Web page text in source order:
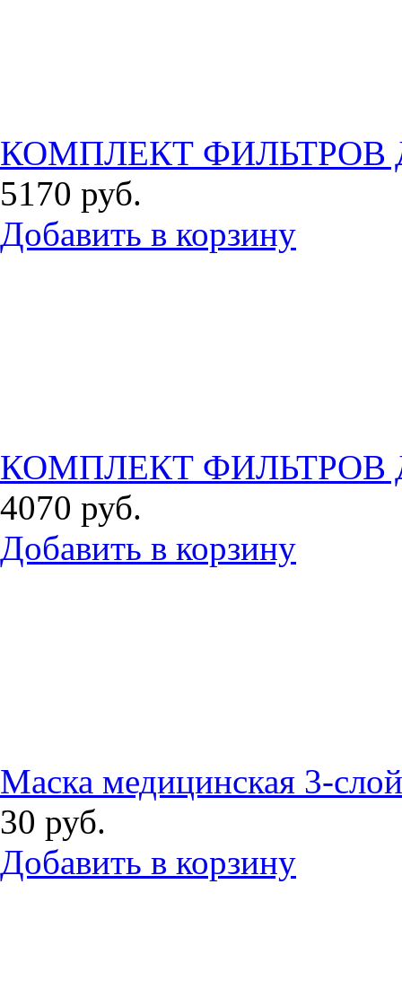
КОМПЛЕКТ ФИЛЬТРОВ
5170 руб.
Добавить в корзину
КОМПЛЕКТ ФИЛЬТРОВ
4070 руб.
Добавить в корзину
Маска медицинская 3-
30 руб.
Добавить в корзину